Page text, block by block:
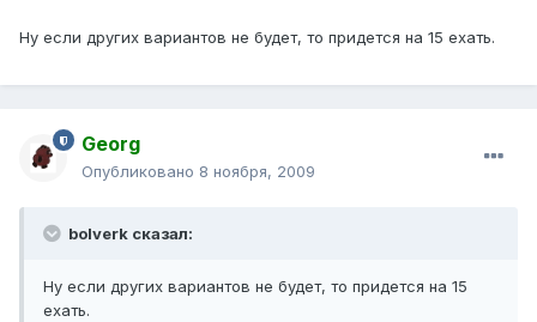
Ну если других вариантов не будет, то придется на 15 ехать.
Georg
Опубликовано 8 ноября, 2009
bolverk сказал:
Ну если других вариантов не будет, то придется на 15
ехать.